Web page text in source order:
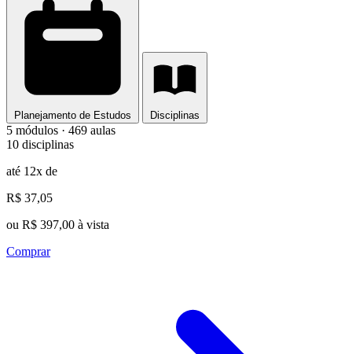
Planejamento de Estudos Disciplinas
5 módulos · 469 aulas
10 disciplinas
até 12x de
R$ 37,05
ou R$ 397,00 à vista
Comprar